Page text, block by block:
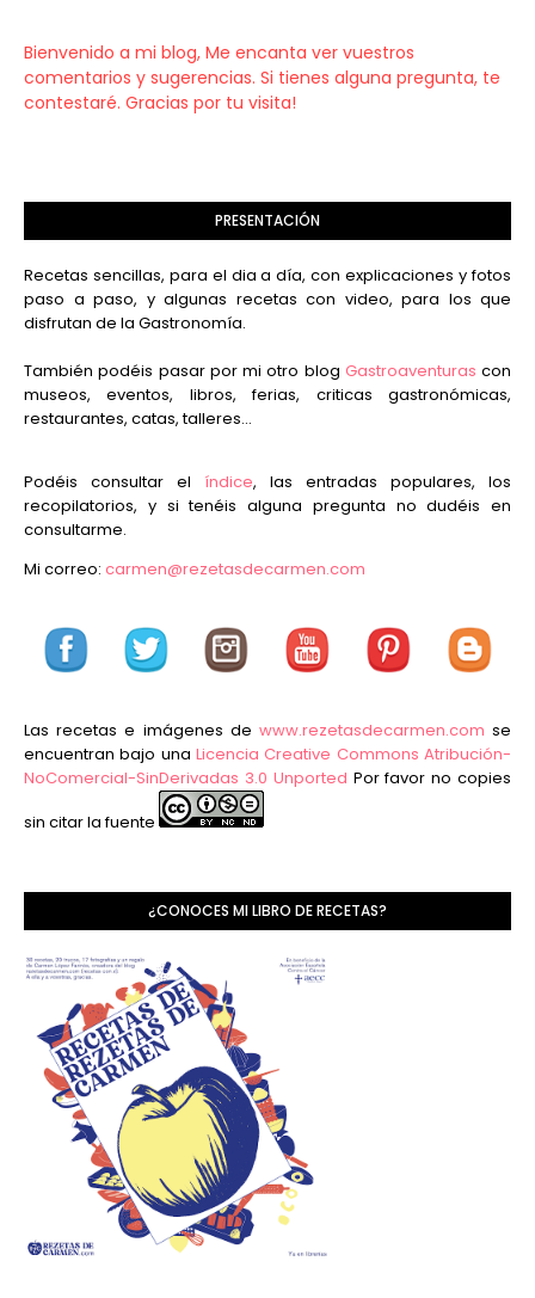
Bienvenido a mi blog, Me encanta ver vuestros
comentarios y sugerencias. Si tienes alguna pregunta, te
contestaré. Gracias por tu visita!
PRESENTACIÓN
Recetas sencillas, para el dia a día, con explicaciones y fotos
paso a paso, y algunas recetas con video, para los que
disfrutan de la Gastronomía.
También podéis pasar por mi otro blog Gastroaventuras con
museos, eventos, libros, ferias, criticas gastronómicas,
restaurantes, catas, talleres...
Podéis consultar el índice, las entradas populares, los
recopilatorios, y si tenéis alguna pregunta no dudéis en
consultarme.
Mi correo: carmen@rezetasdecarmen.com
Las recetas e imágenes de www.rezetasdecarmen.com se
encuentran bajo una Licencia Creative Commons Atribución-
NoComercial-SinDerivadas 3.0 Unported Por favor no copies
sin citar la fuente
¿CONOCES MI LIBRO DE RECETAS?